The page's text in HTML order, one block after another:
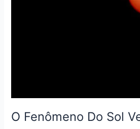
O Fenômeno Do Sol